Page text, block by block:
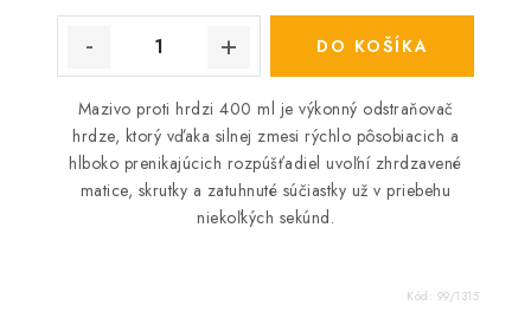
DO KOŠÍKA
Mazivo proti hrdzi 400 ml je výkonný odstraňovač
hrdze, ktorý vďaka silnej zmesi rýchlo pôsobiacich a
hlboko prenikajúcich rozpúšťadiel uvoľní zhrdzavené
matice, skrutky a zatuhnuté súčiastky už v priebehu
niekoľkých sekúnd.
Kód: 99/1315